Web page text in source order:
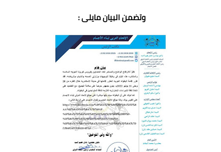
وتضمن البيان مايلى :